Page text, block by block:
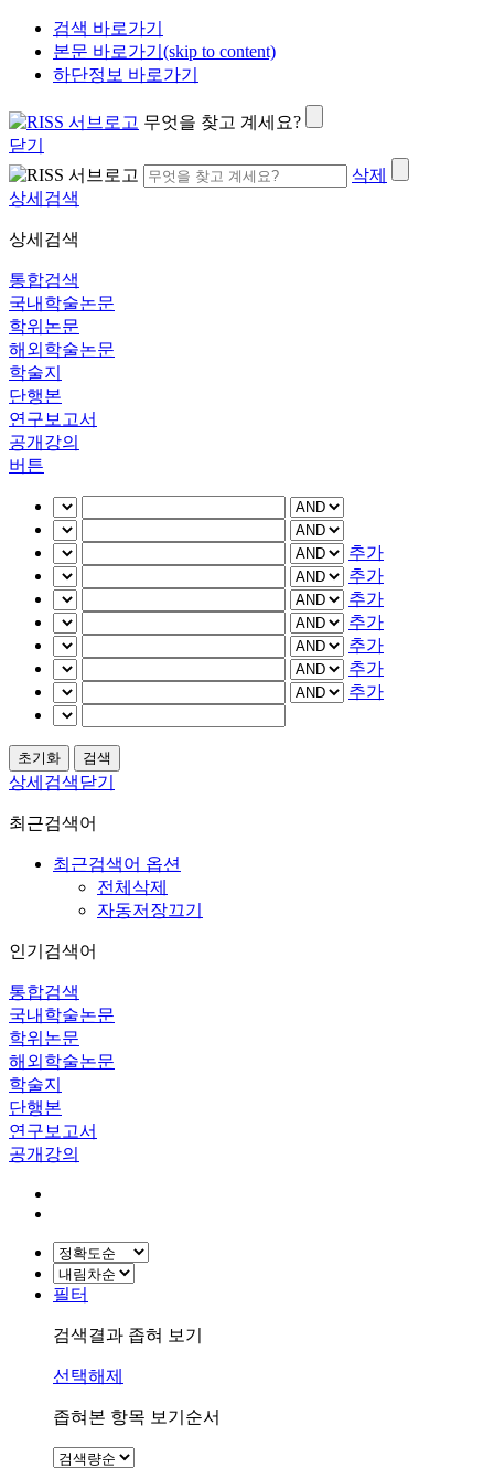
검색 바로가기
본문 바로가기(skip to content)
하단정보 바로가기
무엇을 찾고 계세요?
닫기
삭제
상세검색
상세검색
통합검색
국내학술논문
학위논문
해외학술논문
학술지
단행본
연구보고서
공개강의
버튼
추가
추가
추가
추가
추가
추가
추가
상세검색닫기
최근검색어
최근검색어 옵션
전체삭제
자동저장끄기
인기검색어
통합검색
국내학술논문
학위논문
해외학술논문
학술지
단행본
연구보고서
공개강의
필터
검색결과 좁혀 보기
선택해제
좁혀본 항목 보기순서